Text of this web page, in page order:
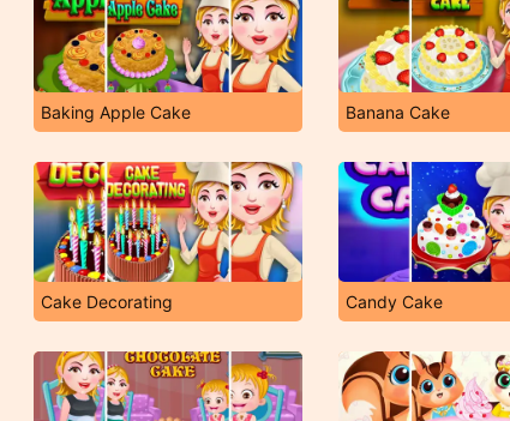
Baking Apple Cake Banana Cake
Cake Decorating Candy Cake